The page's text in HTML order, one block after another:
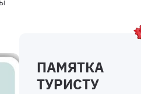
ПАМЯТКА
ТУРИСТУ